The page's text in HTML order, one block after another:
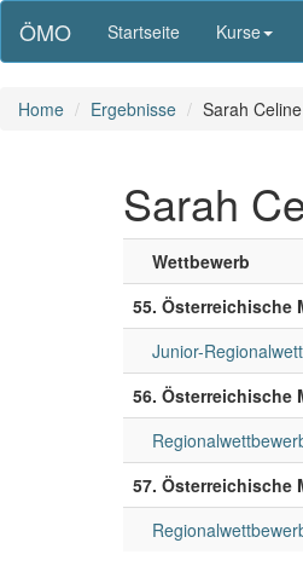
ÖMO Startseite Kurse
Home Ergebnisse Sarah
Sarah
Wettbewerb
55. Österreichische
Junior-
56. Österreichische
57. Österreichische